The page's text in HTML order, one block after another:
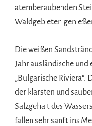
atemberaubenden
Waldgebieten
Die weißen
Jahr ausländische
„Bulgarische Riviera“.
der klarsten und
Salzgehalt des
fallen sehr sanft ins